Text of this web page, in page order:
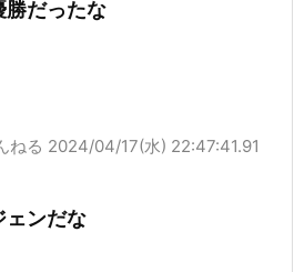
勝だったな
ねる 2024/04/17(水) 22:47:41.91
ェンだな